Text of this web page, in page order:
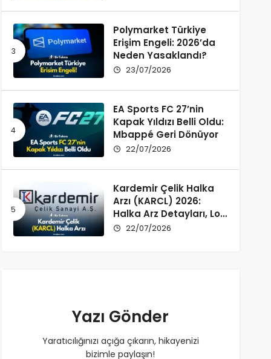
Polymarket Türkiye
Erişim Engeli: 2026’da
Neden Yasaklandı?
23/07/2026
EA Sports FC 27’nin
Kapak Yıldızı Belli Oldu:
Mbappé Geri Dönüyor
22/07/2026
Kardemir Çelik Halka
Arzı (KARCL) 2026:
Halka Arz Detayları, Lot
Dağılımı ve Şirket Profili
22/07/2026
Yazı Gönder
Yaratıcılığınızı açığa çıkarın, hikayenizi
bizimle paylaşın!